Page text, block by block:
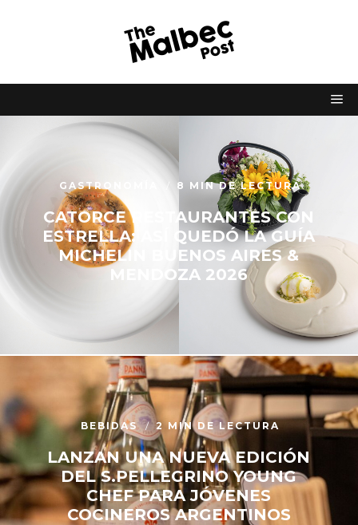
GASTRONOMÍA 8 MIN DE LECTURA
CATORCE RESTAURANTES CON
ESTRELLA: ASÍ QUEDÓ LA GUÍA
MICHELIN BUENOS AIRES &
MENDOZA 2026
BEBIDAS 2 MIN DE LECTURA
LANZAN UNA NUEVA EDICIÓN
DEL S.PELLEGRINO YOUNG
CHEF PARA JÓVENES
COCINEROS ARGENTINOS